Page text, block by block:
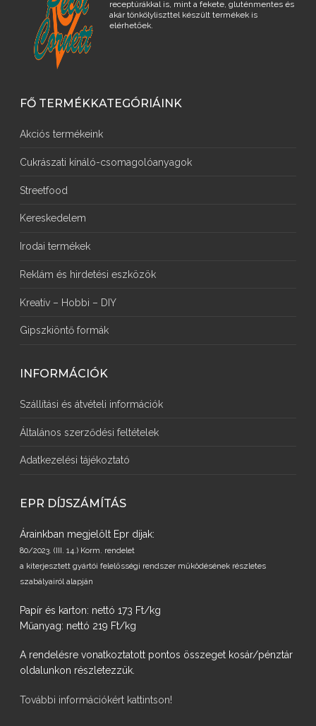
receptúrákkal is, mint a fekete, gluténmentes és
akár tönkölyliszttel készült termékek is
elérhetőek.
FŐ TERMÉKKATEGÓRIÁINK
Akciós termékeink
Cukrászati kínáló-csomagolóanyagok
Streetfood
Kereskedelem
Irodai termékek
Reklám és hirdetési eszközök
Kreatív – Hobbi – DIY
Gipszkiöntő formák
INFORMÁCIÓK
Szállítási és átvételi információk
Általános szerződési feltételek
Adatkezelési tájékoztató
EPR DÍJSZÁMÍTÁS
Árainkban megjelölt Epr díjak:
80/2023. (III. 14.) Korm. rendelet
a kiterjesztett gyártói felelősségi rendszer működésének részletes
szabályairól alapján
Papír és karton: nettó 173 Ft/kg
Műanyag: nettó 219 Ft/kg
A rendelésre vonatkoztatott pontos összeget kosár/pénztár
oldalunkon részletezzük.
További információkért kattintson!